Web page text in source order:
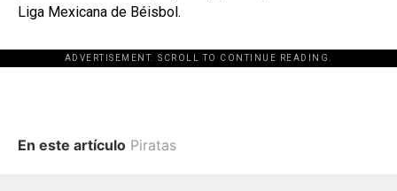
Liga Mexicana de Béisbol.
ADVERTISEMENT. SCROLL TO CONTINUE READING.
En este artículo Piratas